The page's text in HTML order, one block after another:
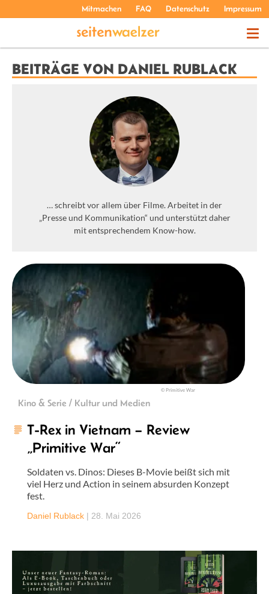
Mitmachen FAQ Datenschutz Impressum
THEMEN
PODCASTS
ÜBER UNS
BEITRÄGE VON DANIEL RUBLACK
… schreibt vor allem über Filme. Arbeitet in der
„Presse und Kommunikation“ und unterstützt daher
mit entsprechendem Know-how.
© Primitive War
Kino & Serie / Kultur und Medien
T-Rex in Vietnam – Review
„Primitive War“
Soldaten vs. Dinos: Dieses B-Movie beißt sich mit
viel Herz und Action in seinem absurden Konzept
fest.
Daniel Rublack | 28. Mai 2026